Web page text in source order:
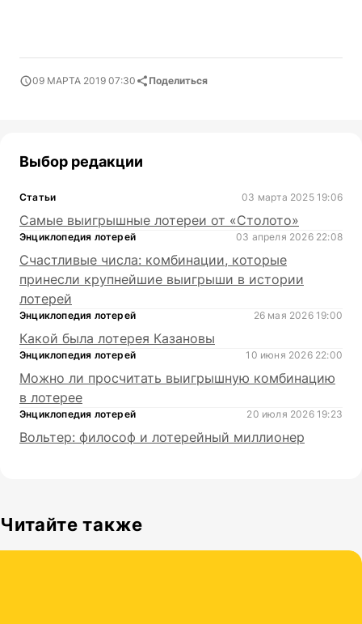
09 МАРТА 2019 07:30 Поделиться
Выбор редакции
Статьи 03 марта 2025 19:06
Самые выигрышные лотереи от «Столото»
Энциклопедия лотерей 03 апреля 2026 22:08
Счастливые числа: комбинации, которые
принесли крупнейшие выигрыши в истории
лотерей
Энциклопедия лотерей 26 мая 2026 19:00
Какой была лотерея Казановы
Энциклопедия лотерей 10 июня 2026 22:00
Можно ли просчитать выигрышную комбинацию
в лотерее
Энциклопедия лотерей 20 июля 2026 19:23
Вольтер: философ и лотерейный миллионер
Читайте также